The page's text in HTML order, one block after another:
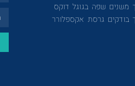
משנים שפה בגוגל דוקס
בודקים גרסת אקספלורר